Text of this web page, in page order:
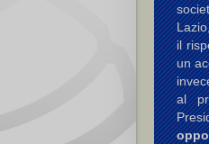
il
un
al